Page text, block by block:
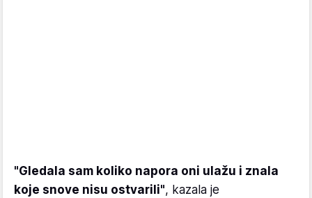
"Gledala sam koliko napora oni ulažu i znala
koje snove nisu ostvarili", kazala je